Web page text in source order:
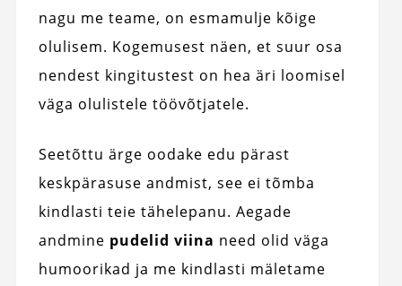
nagu me teame, on esmamulje kõige
olulisem. Kogemusest näen, et suur osa
nendest kingitustest on hea äri loomisel
väga olulistele töövõtjatele.
Seetõttu ärge oodake edu pärast
keskpärasuse andmist, see ei tõmba
kindlasti teie tähelepanu. Aegade
andmine pudelid viina need olid väga
humoorikad ja me kindlasti mäletame